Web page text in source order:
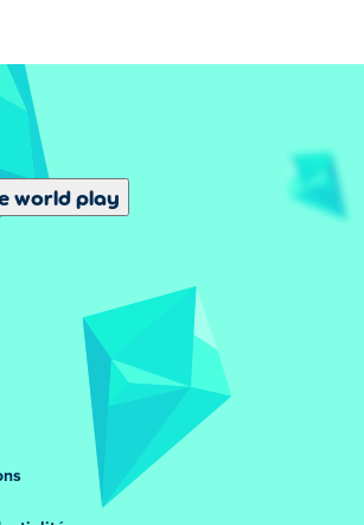
world play